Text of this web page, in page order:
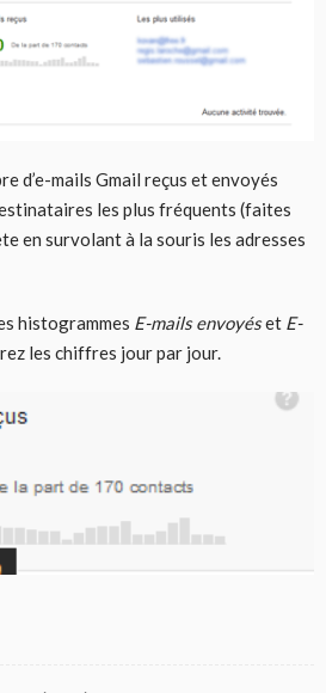
d’e-mails Gmail reçus et envoyés
les plus fréquents (faites
en survolant à la souris les adresses
histogrammes E-mails envoyéset E-
les chiffres jour par jour.